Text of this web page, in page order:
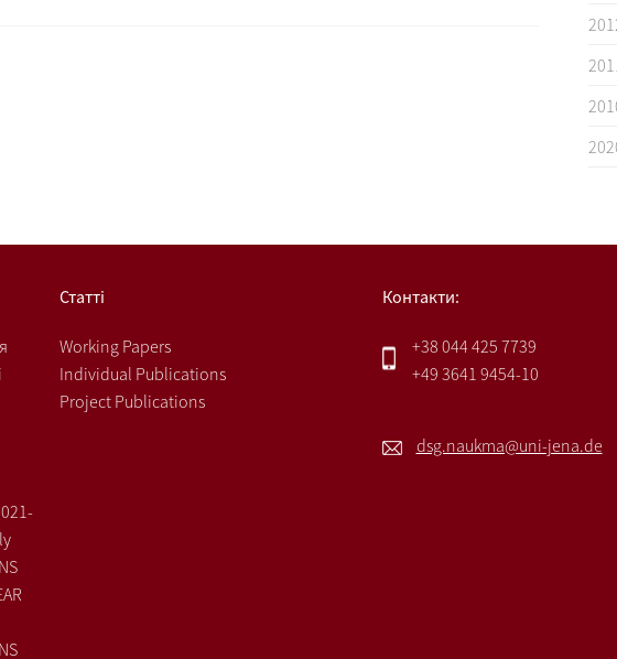
Статті
Working Papers
Individual Publications
Project Publications
Контакти:
+38 044 425 7739
+49 3641 9454-10
dsg.naukma@uni-jena.de